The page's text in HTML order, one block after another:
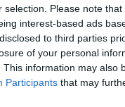
selection. Please note
interest-based ads
to third parties
of your personal
This information may also
Participants that may
le a